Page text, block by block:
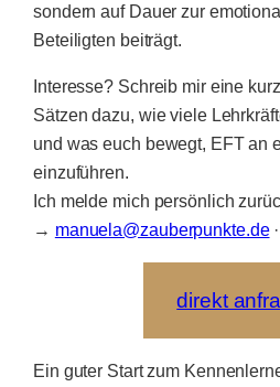
sondern auf Dauer zur
Beteiligten beiträgt.
Interesse? Schreib mir eine
Sätzen dazu, wie viele
und was euch bewegt, EFT an
einzuführen.
Ich melde mich persönlich
→ manuela@zauberpunkte.de
direkt
Ein guter Start zum